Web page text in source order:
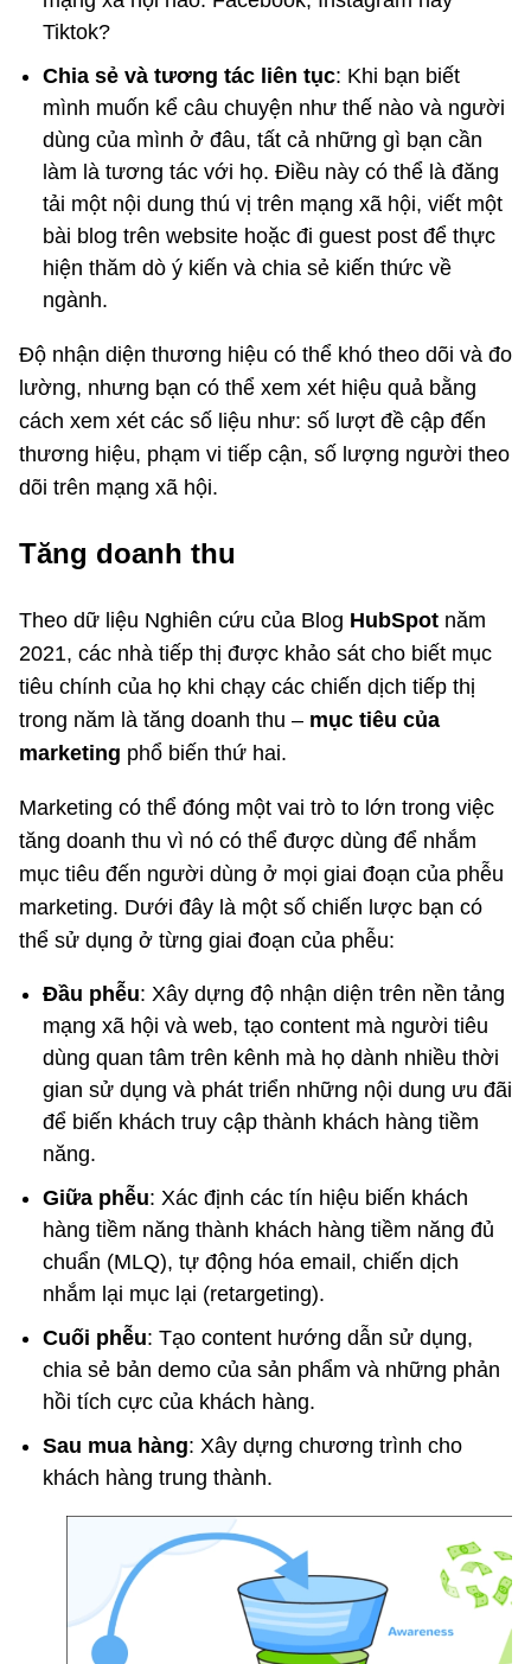
Tiktok?
Chia sẻ và tương tác liên tục: Khi bạn biết
mình muốn kể câu chuyện như thế nào và người
dùng của mình ở đâu, tất cả những gì bạn cần
làm là tương tác với họ. Điều này có thể là đăng
tải một nội dung thú vị trên mạng xã hội, viết một
bài blog trên website hoặc đi guest post để thực
hiện thăm dò ý kiến và chia sẻ kiến thức về
ngành.
Độ nhận diện thương hiệu có thể khó theo dõi và đo
lường, nhưng bạn có thể xem xét hiệu quả bằng
cách xem xét các số liệu như: số lượt đề cập đến
thương hiệu, phạm vi tiếp cận, số lượng người theo
dõi trên mạng xã hội.
Tăng doanh thu
Theo dữ liệu Nghiên cứu của Blog HubSpot năm
2021, các nhà tiếp thị được khảo sát cho biết mục
tiêu chính của họ khi chạy các chiến dịch tiếp thị
trong năm là tăng doanh thu – mục tiêu của
marketing phổ biến thứ hai.
Marketing có thể đóng một vai trò to lớn trong việc
tăng doanh thu vì nó có thể được dùng để nhắm
mục tiêu đến người dùng ở mọi giai đoạn của phễu
marketing. Dưới đây là một số chiến lược bạn có
thể sử dụng ở từng giai đoạn của phễu:
Đầu phễu: Xây dựng độ nhận diện trên nền tảng
mạng xã hội và web, tạo content mà người tiêu
dùng quan tâm trên kênh mà họ dành nhiều thời
gian sử dụng và phát triển những nội dung ưu đãi
để biến khách truy cập thành khách hàng tiềm
năng.
Giữa phễu: Xác định các tín hiệu biến khách
hàng tiềm năng thành khách hàng tiềm năng đủ
chuẩn (MLQ), tự động hóa email, chiến dịch
nhắm lại mục lại (retargeting).
Cuối phễu: Tạo content hướng dẫn sử dụng,
chia sẻ bản demo của sản phẩm và những phản
hồi tích cực của khách hàng.
Sau mua hàng: Xây dựng chương trình cho
khách hàng trung thành.